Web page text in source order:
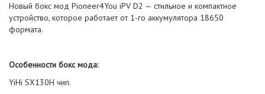
Новый бокс мод Pioneer4You iPV D2 — стильное и компактное
устройство, которое работает от 1-го аккумулятора 18650
формата.
Особенности бокс мода:
YiHi SX130H чип.